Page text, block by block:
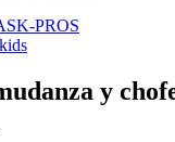
PROS
y